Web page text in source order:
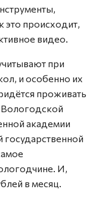
это происходит,
видео.
при
и особенно их
проживать
Вологодской
академии
государственной
И,
в месяц.